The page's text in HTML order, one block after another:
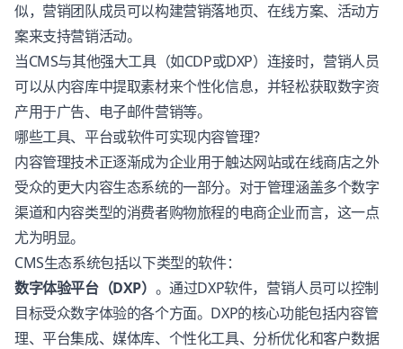
似，营销团队成员可以构建营销落地页、在线方案、活动方
案来支持营销活动。
当CMS与其他强大工具（如CDP或DXP）连接时，营销人员
可以从内容库中提取素材来个性化信息，并轻松获取数字资
产用于广告、电子邮件营销等。
哪些工具、平台或软件可实现内容管理？
内容管理技术正逐渐成为企业用于触达网站或在线商店之外
受众的更大内容生态系统的一部分。对于管理涵盖多个数字
渠道和内容类型的消费者购物旅程的电商企业而言，这一点
尤为明显。
CMS生态系统包括以下类型的软件：
数字体验平台（DXP） 。通过DXP软件，营销人员可以控制
目标受众数字体验的各个方面。DXP的核心功能包括内容管
理、平台集成、媒体库、个性化工具、分析优化和客户数据